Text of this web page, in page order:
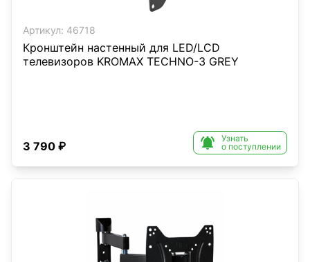
Артикул: 46718
Кронштейн настенный для LED/LCD
телевизоров KROMAX TECHNO-3 GREY
3 790 ₽ 
Узнать
о поступлении